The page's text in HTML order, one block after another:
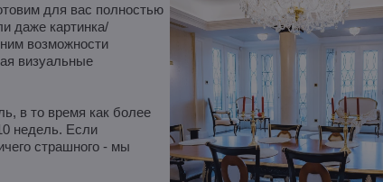
для вас полностью
даже картинка/
возможности
визуальные
в то время как более
недель. Если
страшного - мы